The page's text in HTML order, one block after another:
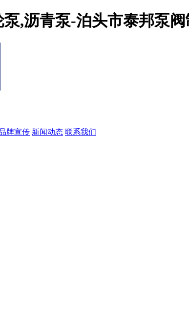
,沥青泵-泊头市泰邦泵阀
牌宣传 新闻动态 联系我们